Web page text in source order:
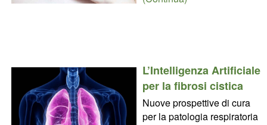
L’Intelligenza Artificiale
per la fibrosi cistica
Nuove prospettive di cura
per la patologia respiratoria